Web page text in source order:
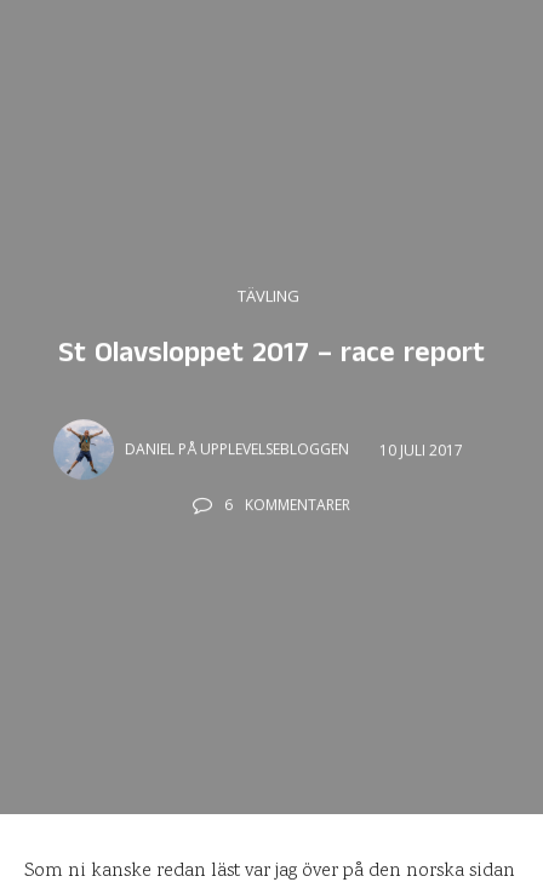
TÄVLING
St Olavsloppet 2017 – race report
DANIEL PÅ UPPLEVELSEBLOGGEN 10 JULI 2017
6 KOMMENTARER
Som ni kanske redan läst var jag över på den norska sidan